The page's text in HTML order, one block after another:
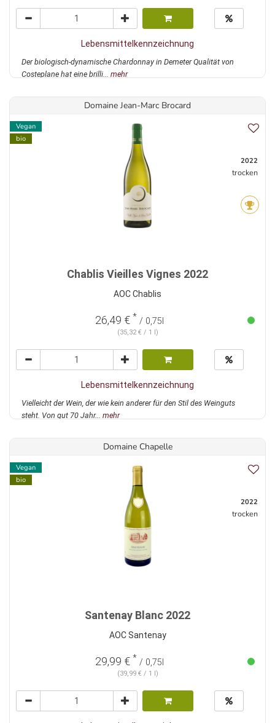
Lebensmittelkennzeichnung
Der biologisch-dynamische Chardonnay in Demeter Qualität von
Costeplane hat eine brilli... mehr
Domaine Jean-Marc Brocard
Vegan
bio
2022
trocken
Chablis Vieilles Vignes 2022
AOC Chablis
26,49 € * / 0,75l
(35,32 € / 1 l)
Lebensmittelkennzeichnung
Vielleicht der Wein, der wie kein anderer für den Stil des Weinguts
steht. Von gut 70 Jahr... mehr
Domaine Chapelle
Vegan
bio
2022
trocken
Santenay Blanc 2022
AOC Santenay
29,99 € * / 0,75l
(39,99 € / 1 l)